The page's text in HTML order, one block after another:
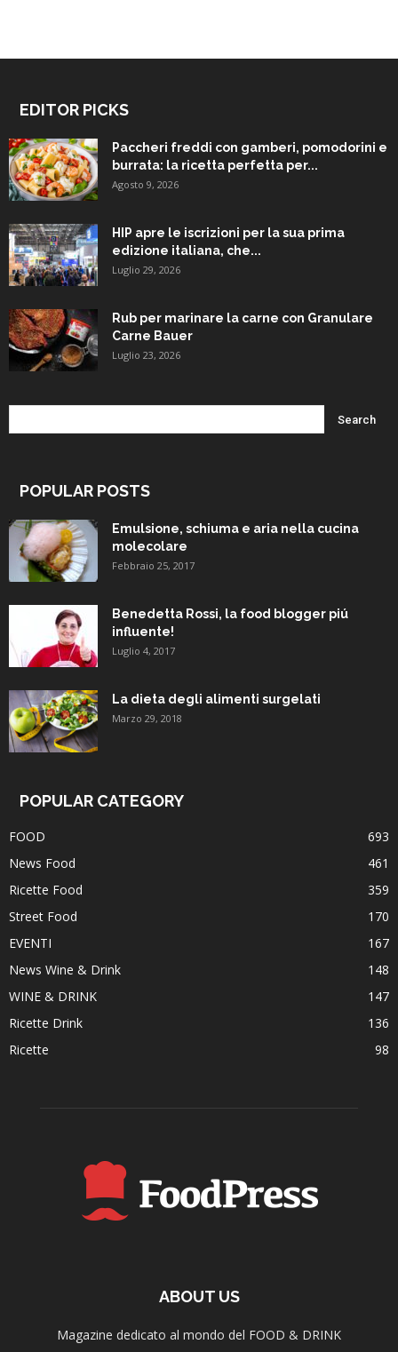
EDITOR PICKS
Paccheri freddi con gamberi, pomodorini e
burrata: la ricetta perfetta per...
Agosto 9, 2026
HIP apre le iscrizioni per la sua prima
edizione italiana, che...
Luglio 29, 2026
Rub per marinare la carne con Granulare
Carne Bauer
Luglio 23, 2026
POPULAR POSTS
Emulsione, schiuma e aria nella cucina
molecolare
Febbraio 25, 2017
Benedetta Rossi, la food blogger piú
influente!
Luglio 4, 2017
La dieta degli alimenti surgelati
Marzo 29, 2018
POPULAR CATEGORY
FOOD
693
News Food
461
Ricette Food
359
Street Food
170
EVENTI
167
News Wine & Drink
148
WINE & DRINK
147
Ricette Drink
136
Ricette
98
ABOUT US
Magazine dedicato al mondo del FOOD & DRINK